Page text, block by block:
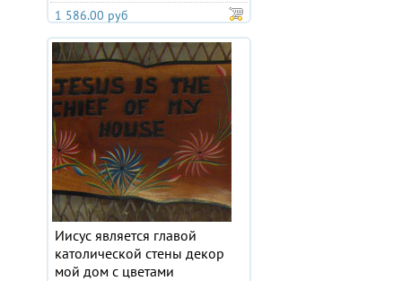
1 586.00 руб
Иисус является главой
католической стены декор
мой дом с цветами